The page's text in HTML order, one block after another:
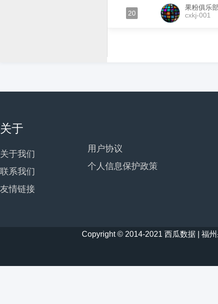
20
果粉俱乐
cxkj-001
关于
关于我们
联系我们
友情链接
用户协议
个人信息保护政策
Copyright © 2014-2021 西瓜数据 | 福